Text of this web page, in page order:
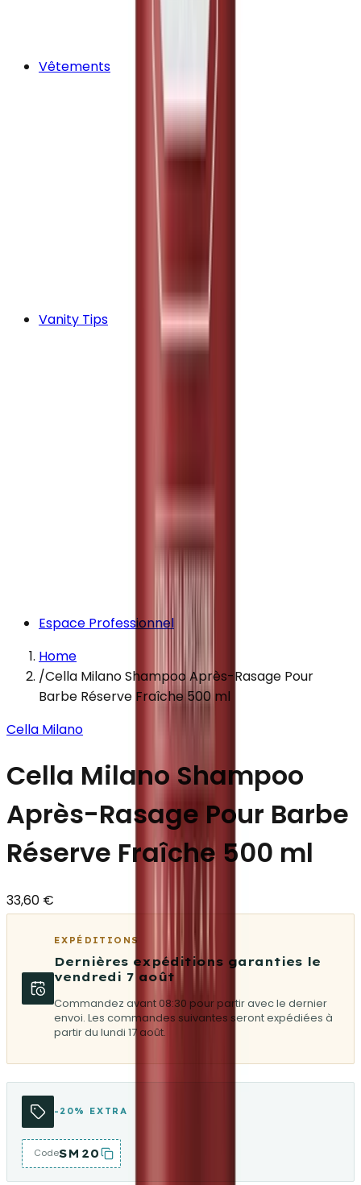
Vêtements
Vanity Tips
Espace Professionnel
Home
/Cella Milano Shampoo Après-Rasage Pour
Barbe Réserve Fraîche 500 ml
Cella Milano
Cella Milano Shampoo
Après-Rasage Pour Barbe
Réserve Fraîche 500 ml
33,60 €
EXPÉDITIONS
Dernières expéditions garanties le
vendredi 7 août
Commandez avant 08:30 pour partir avec le dernier
envoi. Les commandes suivantes seront expédiées à
partir du lundi 17 août.
-20% EXTRA
CodeSM20